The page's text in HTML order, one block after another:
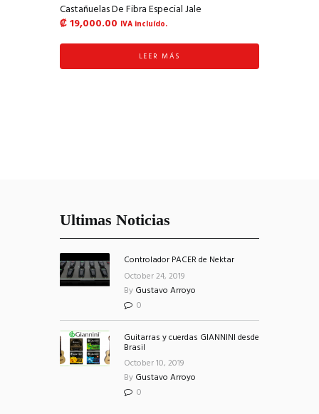
Castañuelas De Fibra Especial Jale
₡19,000.00 IVA incluído.
LEER MÁS
Ultimas Noticias
Controlador PACER de Nektar
October 24, 2019
By Gustavo Arroyo
0
Guitarras y cuerdas GIANNINI desde
Brasil
October 10, 2019
By Gustavo Arroyo
0